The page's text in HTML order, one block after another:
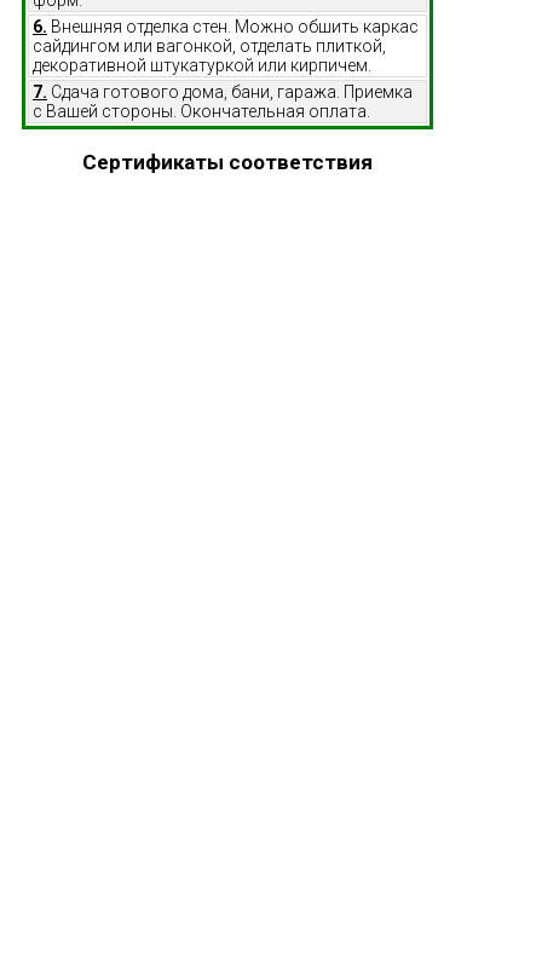
6. Внешняя отделка стен. Можно обшить каркас
сайдингом или вагонкой, отделать плиткой,
декоративной штукатуркой или кирпичем.
7. Сдача готового дома, бани, гаража. Приемка
с Вашей стороны. Окончательная оплата.
Сертификаты соответствия